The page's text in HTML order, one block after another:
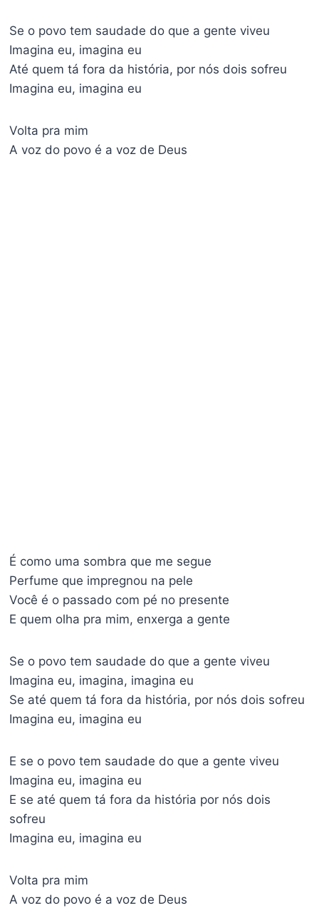
Se o povo tem saudade do que a gente viveu
Imagina eu, imagina eu
Até quem tá fora da história, por nós dois sofreu
Imagina eu, imagina eu
Volta pra mim
A voz do povo é a voz de Deus
É como uma sombra que me segue
Perfume que impregnou na pele
Você é o passado com pé no presente
E quem olha pra mim, enxerga a gente
Se o povo tem saudade do que a gente viveu
Imagina eu, imagina, imagina eu
Se até quem tá fora da história, por nós dois sofreu
Imagina eu, imagina eu
E se o povo tem saudade do que a gente viveu
Imagina eu, imagina eu
E se até quem tá fora da história por nós dois
sofreu
Imagina eu, imagina eu
Volta pra mim
A voz do povo é a voz de Deus